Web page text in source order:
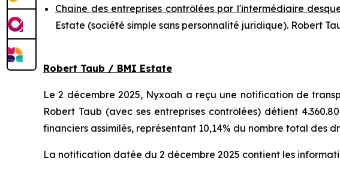
Chaine des entreprises contrôlées par l'intermédiaire
Estate (société simple sans personnalité juridique). Robert
Robert Taub / BMI Estate
Le 2 décembre 2025, Nyxoah a reçu une notification de
Robert Taub (avec ses entreprises contrôlées) détient
financiers assimilés, représentant 10,14% du nombre total des
La notification datée du 2 décembre 2025 contient les